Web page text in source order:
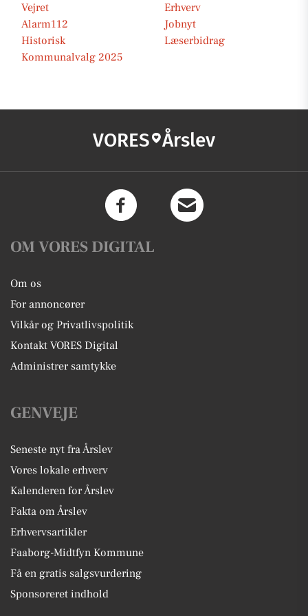
Vejret
Erhverv
Alarm112
Jobnyt
Historisk
Læserbidrag
Kommunalvalg 2025
VORES Årslev
OM VORES DIGITAL
Om os
For annoncører
Vilkår og Privatlivspolitik
Kontakt VORES Digital
Administrer samtykke
GENVEJE
Seneste nyt fra Årslev
Vores lokale erhverv
Kalenderen for Årslev
Fakta om Årslev
Erhvervsartikler
Faaborg-Midtfyn Kommune
Få en gratis salgsvurdering
Sponsoreret indhold